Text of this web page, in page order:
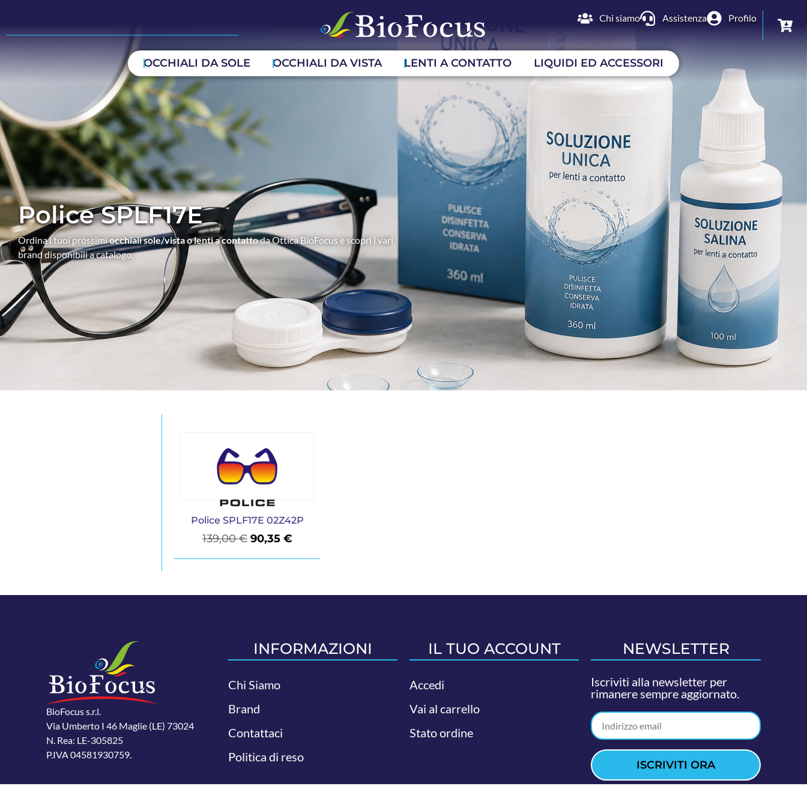
Chi siamo Assistenza Profilo
OCCHIALI DA SOLE OCCHIALI DA VISTA LENTI A CONTATTO LIQUIDI ED ACCESSORI
Police SPLF17E
Ordina i tuoi prossimiocchiali sole/vista o lenti a contattoda Ottica BioFocus e scopri i vari
brand disponibili a catalogo.
Police SPLF17E 02Z42P
139,00€ 90,35 €
BioFocus s.r.l.
Via Umberto I 46 Maglie (LE) 73024
N. Rea: LE-305825
P.IVA 04581930759.
INFORMAZIONI
Chi Siamo
Brand
Contattaci
Politica di reso
IL TUO ACCOUNT
Accedi
Vai al carrello
Stato ordine
NEWSLETTER
Iscriviti alla newsletter per
rimanere sempre aggiornato.
ISCRIVITI ORA